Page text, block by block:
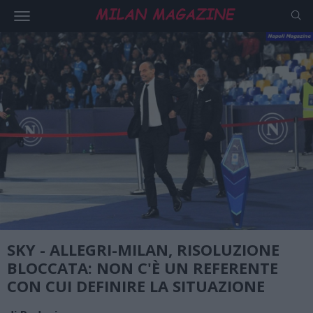
SKY - ALLEGRI-MILAN, RISOLUZIONE
BLOCCATA: NON C'È UN REFERENTE
CON CUI DEFINIRE LA SITUAZIONE